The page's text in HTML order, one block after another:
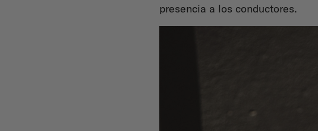
presencia a los conductores.